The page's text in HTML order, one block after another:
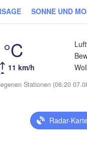
SONNE UND
11 km/h
Stationen (06:20
Radar-
(Rivne)